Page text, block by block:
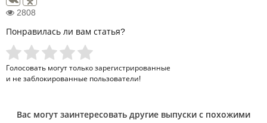
2808
Понравилась ли вам статья?
Голосовать могут только зарегистрированные
и не заблокированные пользователи!
Вас могут заинтересовать другие выпуски с похожими